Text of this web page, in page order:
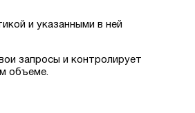
и указанными в ней
запросы и контролирует
объеме.